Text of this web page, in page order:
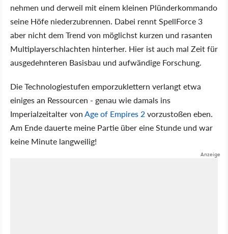
nehmen und derweil mit einem kleinen Plünderkommando
seine Höfe niederzubrennen. Dabei rennt SpellForce 3
aber nicht dem Trend von möglichst kurzen und rasanten
Multiplayerschlachten hinterher. Hier ist auch mal Zeit für
ausgedehnteren Basisbau und aufwändige Forschung.
Die Technologiestufen emporzuklettern verlangt etwa
einiges an Ressourcen - genau wie damals ins
Imperialzeitalter vonAge of Empires 2vorzustoßen eben.
Am Ende dauerte meine Partie über eine Stunde und war
keine Minute langweilig!